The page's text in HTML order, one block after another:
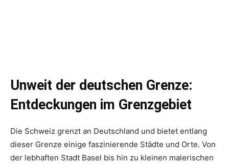
Unweit der deutschen Grenze:
Entdeckungen im Grenzgebiet
Die Schweiz grenzt an Deutschland und bietet entlang
dieser Grenze einige faszinierende Städte und Orte. Von
der lebhaften Stadt Basel bis hin zu kleinen malerischen